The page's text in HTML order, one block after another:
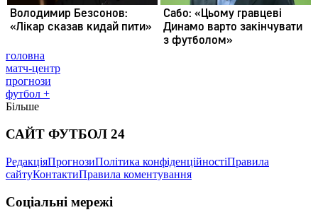
головна
матч-центр
прогнози
футбол +
Більше
САЙТ ФУТБОЛ 24
РедакціяПрогнозиПолітика конфіденційностіПравила
сайтуКонтактиПравила коментування
Соціальні мережі